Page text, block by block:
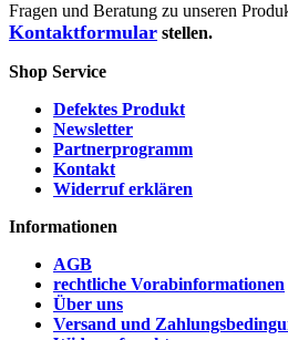
Fragen und Beratung zu unseren
Kontaktformular stellen.
Shop Service
Defektes Produkt
Newsletter
Partnerprogramm
Kontakt
Widerruf erklären
Informationen
AGB
rechtliche Vorabinformationen
Über uns
Versand und